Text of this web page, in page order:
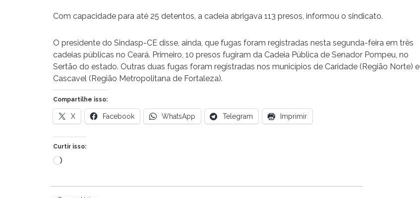
Com capacidade para até 25 detentos, a cadeia abrigava 113 presos, informou o sindicato.
O presidente do Sindasp-CE disse, ainda, que fugas foram registradas nesta segunda-feira em três
cadeias públicas no Ceará. Primeiro, 10 presos fugiram da Cadeia Pública de Senador Pompeu, no
Sertão do estado. Outras duas fugas foram registradas nos municípios de Caridade (Região Norte) e
Cascavel (Região Metropolitana de Fortaleza).
Compartilhe isso:
X Facebook WhatsApp Telegram Imprimir
Curtir isso:
Carregando...